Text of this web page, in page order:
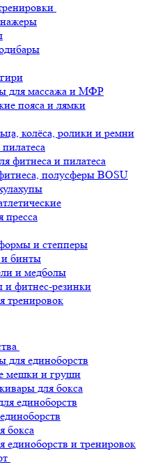
для массажа и МФР
пояса и лямки
колёса, ролики и ремни
фитнеса и пилатеса
полусферы BOSU
пресса
и степперы
бинты
и медболы
и фитнес-резинки
тренировок
для единоборств
мешки и груши
для бокса
единоборств
бокса
единоборств и тренировок